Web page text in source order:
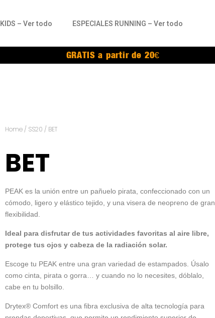
KIDS – Ver todo ESPECIALES RUNNING – Ver todo
GRATIS a partir de 20€
Home / SS20 / BET
BET
PEAK es la unión entre un pañuelo pirata, confeccionado con un
cómodo, ligero y elástico tejido, y una visera de neopreno de gran
flexibilidad.
Ideal para disfrutar de tus actividades favoritas al aire libre,
protege tus ojos y cabeza de la radiación solar.
Escoge tu PEAK entre una gran variedad de estampados. Úsalo
como cinta, pirata o gorra… y cuando no lo necesites, dóblalo,
cabe en tu bolsillo.
Drytex® Comfort es una fibra exclusiva de alta tecnología para